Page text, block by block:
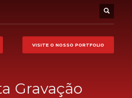
VISITE O NOSSO PORTFOLIO
Gravação